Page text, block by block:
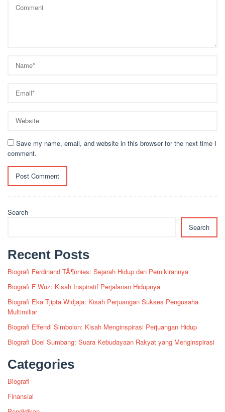
Save my name, email, and website in this browser for the next time I
comment.
Search
Search
Recent Posts
Biografi Ferdinand TÃ¶nnies: Sejarah Hidup dan Pemikirannya
Biografi F Wuz: Kisah Inspiratif Perjalanan Hidupnya
Biografi Eka Tjipta Widjaja: Kisah Perjuangan Sukses Pengusaha
Multimiliar
Biografi Effendi Simbolon: Kisah Menginspirasi Perjuangan Hidup
Biografi Doel Sumbang: Suara Kebudayaan Rakyat yang Menginspirasi
Categories
Biografi
Finansial